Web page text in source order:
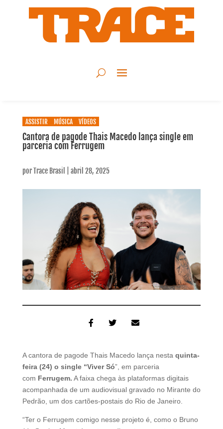
ASSISTIR MÚSICA VÍDEOS
Cantora de pagode Thais Macedo lança single em
parceria com Ferrugem
porTrace Brasil abril 28, 2025
A cantora de pagode Thais Macedo lança nesta quinta-
feira (24) o single “Viver Só”, em parceria
com Ferrugem. A faixa chega às plataformas digitais
acompanhada de um audiovisual gravado no Mirante do
Pedrão, um dos cartões-postais do Rio de Janeiro.
“Ter o Ferrugem comigo nesse projeto é, como o Bruno